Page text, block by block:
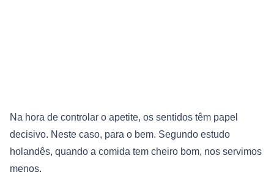
Na hora de controlar o apetite, os sentidos têm papel
decisivo. Neste caso, para o bem. Segundo estudo
holandês, quando a comida tem cheiro bom, nos servimos
menos.